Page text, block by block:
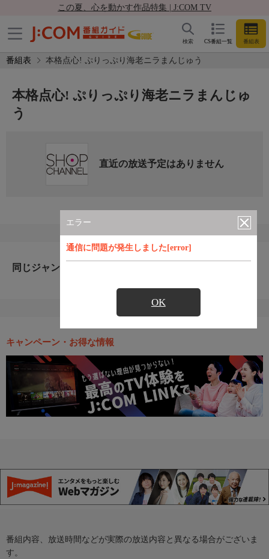
この夏、心を動かす作品特集 | J:COM TV
CS番組一覧 番組表
検索
番組表 本格点心! ぷりっぷり海老ニラまんじゅう
エラー
通信に問題が発生しました[error]
OK
本格点心! ぷりっぷり海老ニラまんじゅ
う
直近の放送予定はありません
同じジャンルのおすすめ番組
キャンペーン・お得な情報
番組内容、放送時間などが実際の放送内容と異なる場合がございま
す。